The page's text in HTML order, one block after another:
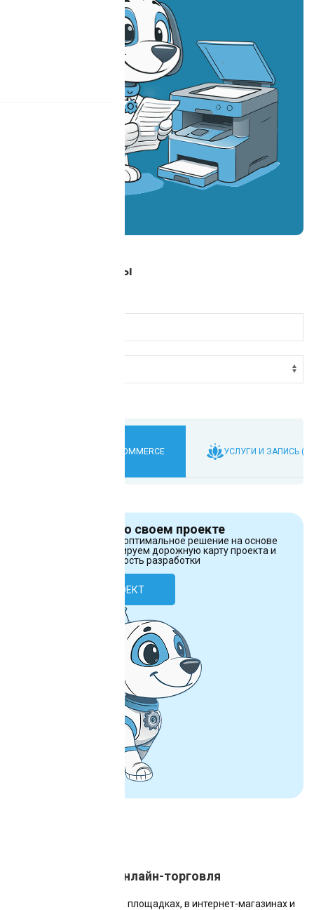
Все ИИ-Ассистенты
ТОРГОВЛЯ И E-COMMERCE УСЛУГИ И ЗАПИСЬ
Расскажите нам о своем проекте
А мы предложим вам оптимальное решение на основе
нашего опыта, сформируем дорожную карту проекта и
оценим сроки и стоимость разработки
ОБСУДИТЬ ПРОЕКТ
Маркетплейсы и онлайн-торговля
Для работы на торговых площадках, в интернет-магазинах и